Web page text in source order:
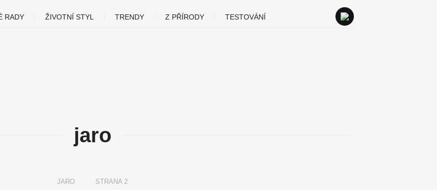
RADY ŽIVOTNÍ STYL TRENDY Z PŘÍRODY TESTOVÁNÍ
jaro
JARO STRANA 2